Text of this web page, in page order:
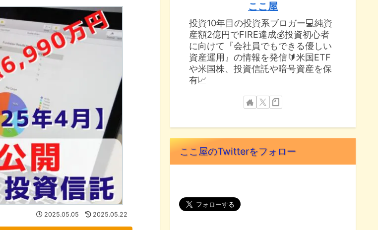
2025.05.05 2025.05.22
ここ屋
投資10年目の投資系ブロガー💻純資
産額2億円でFIRE達成💰投資初心者
に向けて『会社員でもできる優しい
資産運用』の情報を発信🔰米国ETF
や米国株、投資信託や暗号資産を保
有📈
ここ屋のTwitterをフォロー